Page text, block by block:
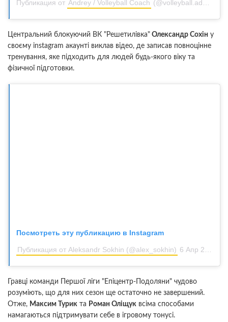
Публикация от Andrey / Volleyball Coach (@volleyball.advice)
Центральний блокуючий ВК "Решетилівка" Олександр Сохін у
своєму instagram акаунті виклав відео, де записав повноцінне
тренування, яке підходить для людей будь-якого віку та
фізичної підготовки.
Посмотреть эту публикацию в Instagram
Публикация от Aleksandr Sokhin (@alex_sokhin) 6 Апр 2020 в 1:05 PDT
Гравці команди Першої ліги "Епіцентр-Подоляни" чудово
розуміють, що для них сезон ще остаточно не завершений.
Отже, Максим Турик та Роман Оліщук всіма способами
намагаються підтримувати себе в ігровому тонусі.